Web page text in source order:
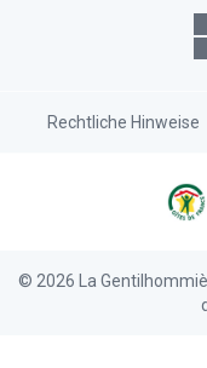
Rechtliche Hinweise
© 2026 La